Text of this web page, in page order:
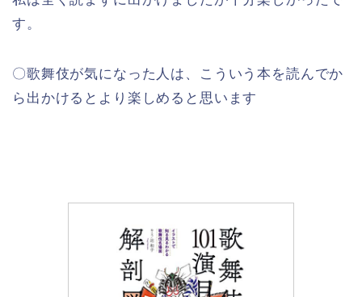
す。
〇歌舞伎が気になった人は、こういう本を読んでか
ら出かけるとより楽しめると思います